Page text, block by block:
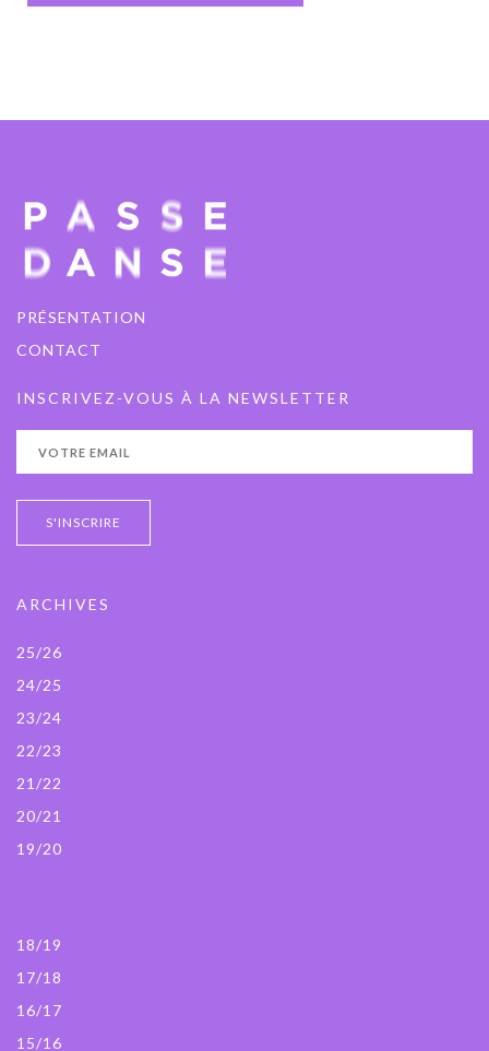
PRÉSENTATION
CONTACT
INSCRIVEZ-VOUS À LA NEWSLETTER
ARCHIVES
25/26
24/25
23/24
22/23
21/22
20/21
19/20
18/19
17/18
16/17
15/16